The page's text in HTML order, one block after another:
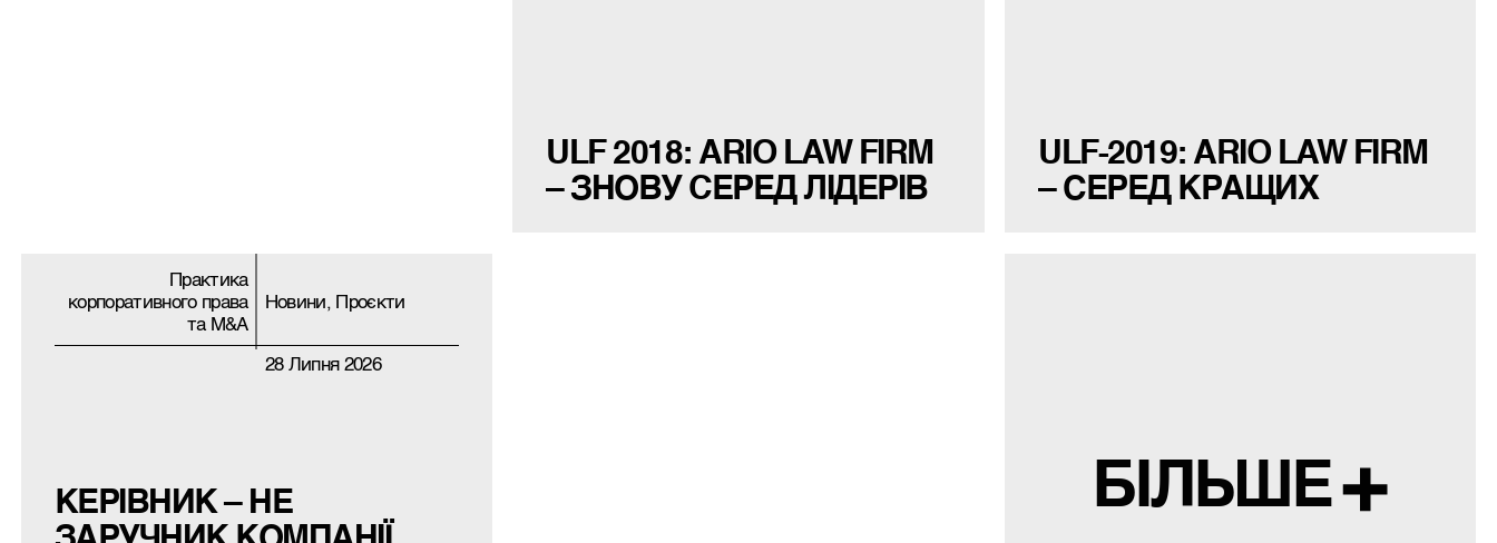
ULF 2018: ARIO LAW FIRM
– ЗНОВУ CЕРЕД ЛІДЕРІВ
ULF-2019: ARIO LAW FIRM
– СЕРЕД КРАЩИХ
Практика
корпоративного права
та M&A
Новини, Проєкти
28 Липня 2026
КЕРІВНИК – НЕ
БІЛЬШЕ